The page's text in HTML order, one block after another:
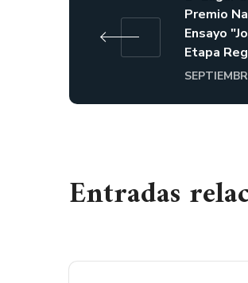
Premio
Ensayo
Etapa
Entradas